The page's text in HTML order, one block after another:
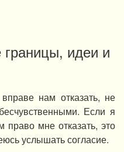
идеи и
нам отказать, не
Если я
право мне отказать, это
услышать согласие.